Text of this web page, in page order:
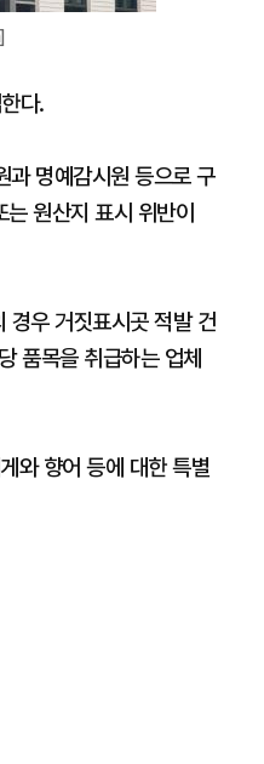
다.
과 명예감시원 등으로 구
원산지 표시 위반이
경우 거짓표시곳 적발 건
품목을 취급하는 업체
와 향어 등에 대한 특별